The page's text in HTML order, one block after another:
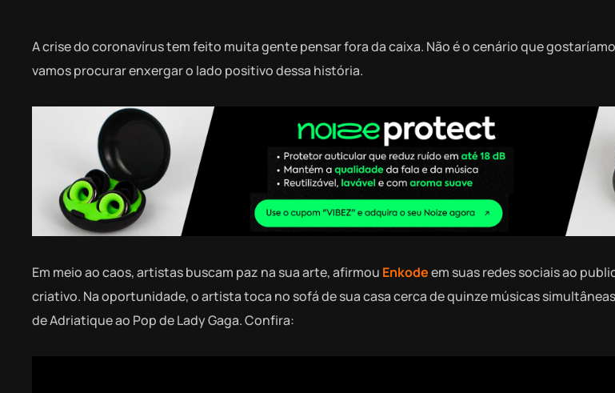
A crise do coronavírus tem feito muita gente pensar fora da caixa. Não é o cenário que
vamos procurar enxergar o lado positivo dessa história.
Em meio ao caos, artistas buscam paz na sua arte, afirmou Enkodeem suas redes sociais ao
criativo. Na oportunidade, o artista toca no sofá de sua casa cerca de quinze músicas
de Adriatique ao Pop de Lady Gaga. Confira: